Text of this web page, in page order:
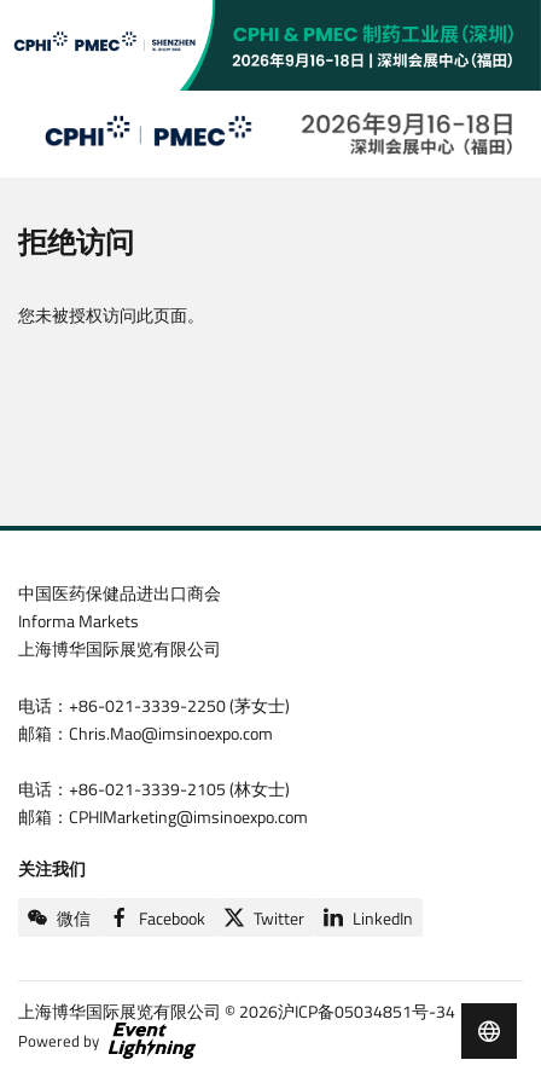
转
拒绝访问
您未被授权访问此页面。
中国医药保健品进出口商会
Informa Markets
上海博华国际展览有限公司
电话：+86-021-3339-2250 (茅女士)
邮箱：Chris.Mao@imsinoexpo.com
电话：+86-021-3339-2105 (林女士)
邮箱：CPHIMarketing@imsinoexpo.com
关注我们
微信
Facebook Twitter LinkedIn
Copyright
上海博华国际展览有限公司 © 2026沪ICP备05034851号-34
Powered by